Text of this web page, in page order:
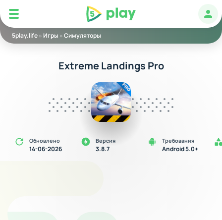
5play
5play.life» Игры »Симуляторы
Extreme Landings Pro
Обновлено
14-06-2026
Версия
3.8.7
Требования
Android 5.0+